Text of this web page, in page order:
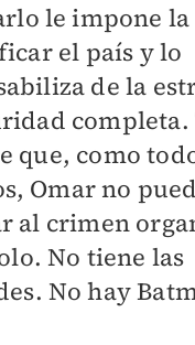
le impone la
el país y lo
de la
completa.
que, como
Omar no
al crimen
No tiene las
No hay